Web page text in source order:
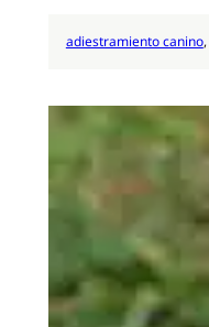
adiestramiento canino,